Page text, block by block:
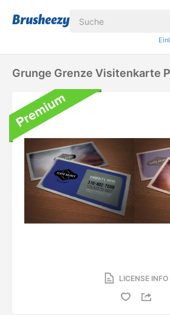
Grunge Grenze Visitenkarte
LICENSE INFO